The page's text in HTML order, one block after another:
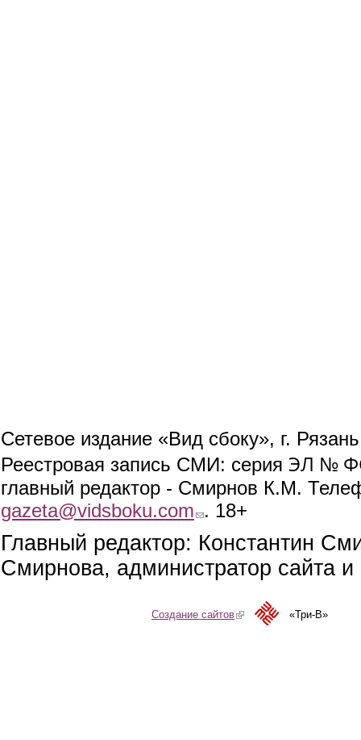
Сетевое издание «Вид сбоку», г.
Реестровая запись СМИ: серия ЭЛ №
главный редактор - Смирнов К.М.
gazeta@vidsboku.com (link sends e-mail)
. 18+
Главный редактор: Константин
Смирнова, администратор сайта
Создание сайтов(link is external)«Три-В»